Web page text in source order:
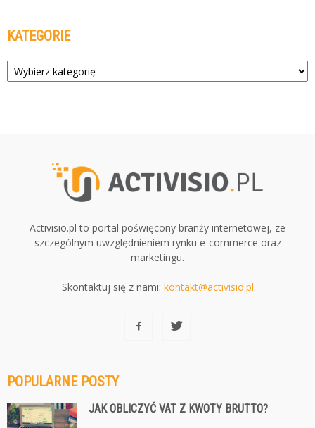
KATEGORIE
Kategorie
Activisio.pl to portal poświęcony branży internetowej, ze
szczególnym uwzględnieniem rynku e-commerce oraz
marketingu.
Skontaktuj się z nami: kontakt@activisio.pl
POPULARNE POSTY
JAK OBLICZYĆ VAT Z KWOTY BRUTTO?